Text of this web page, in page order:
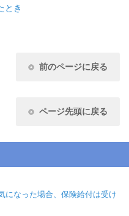
とき
前のページに戻る
ページ先頭に戻る
になった場合、保険給付は受け